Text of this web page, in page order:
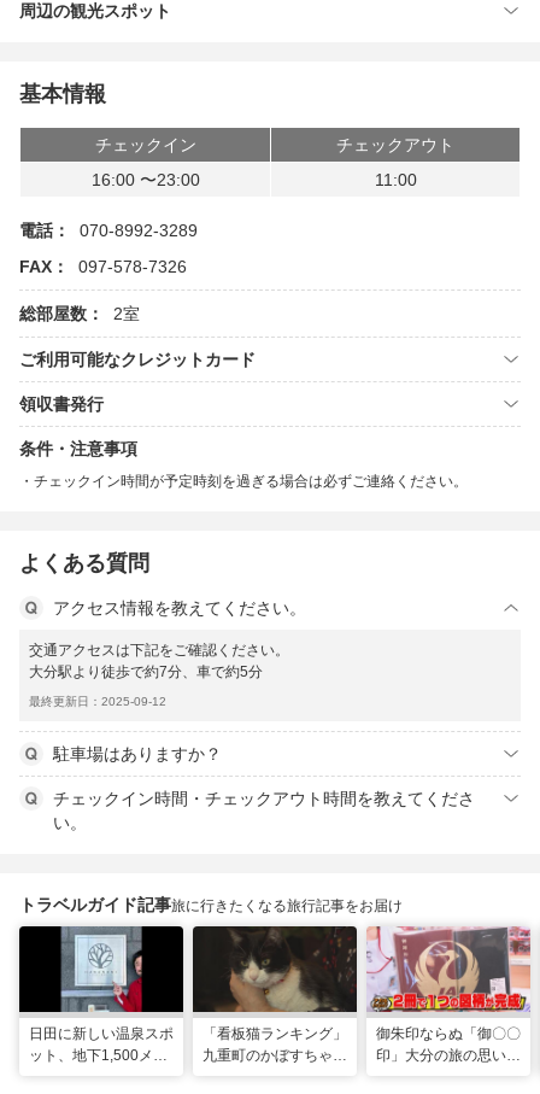
周辺の観光スポット
基本情報
チェックイン
チェックアウト
16:00 〜23:00
11:00
電話：
070-8992-3289
FAX：
097-578-7326
総部屋数： 2室
ご利用可能なクレジットカード
領収書発行
条件・注意事項
チェックイン時間が予定時刻を過ぎる場合は必ずご連絡ください。
よくある質問
アクセス情報を教えてください。
交通アクセスは下記をご確認ください。
大分駅より徒歩で約7分、車で約5分
最終更新日：2025-09-12
駐車場はありますか？
チェックイン時間・チェックアウト時間を教えてくださ
い。
トラベルガイド記事旅に行きたくなる旅行記事をお届け
日田に新しい温泉スポ
ット、地下1,500メー
「看板猫ランキング」
九重町のかぼすちゃ
御朱印ならぬ「御〇〇
印」大分の旅の思い出